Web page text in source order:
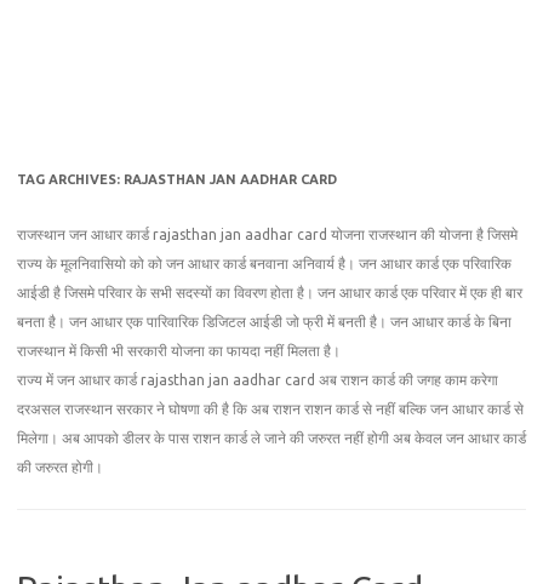
TAG ARCHIVES: RAJASTHAN JAN AADHAR CARD
राजस्थान जन आधार कार्ड rajasthan jan aadhar card योजना राजस्थान की योजना है जिसमे
राज्य के मूलनिवासियो को को जन आधार कार्ड बनवाना अनिवार्य है। जन आधार कार्ड एक परिवारिक
आईडी है जिसमे परिवार के सभी सदस्यों का विवरण होता है। जन आधार कार्ड एक परिवार में एक ही बार
बनता है। जन आधार एक पारिवारिक डिजिटल आईडी जो फ्री में बनती है। जन आधार कार्ड के बिना
राजस्थान में किसी भी सरकारी योजना का फायदा नहीं मिलता है।
राज्य में जन आधार कार्ड rajasthan jan aadhar card अब राशन कार्ड की जगह काम करेगा
दरअसल राजस्थान सरकार ने घोषणा की है कि अब राशन राशन कार्ड से नहीं बल्कि जन आधार कार्ड से
मिलेगा। अब आपको डीलर के पास राशन कार्ड ले जाने की जरुरत नहीं होगी अब केवल जन आधार कार्ड
की जरुरत होगी।